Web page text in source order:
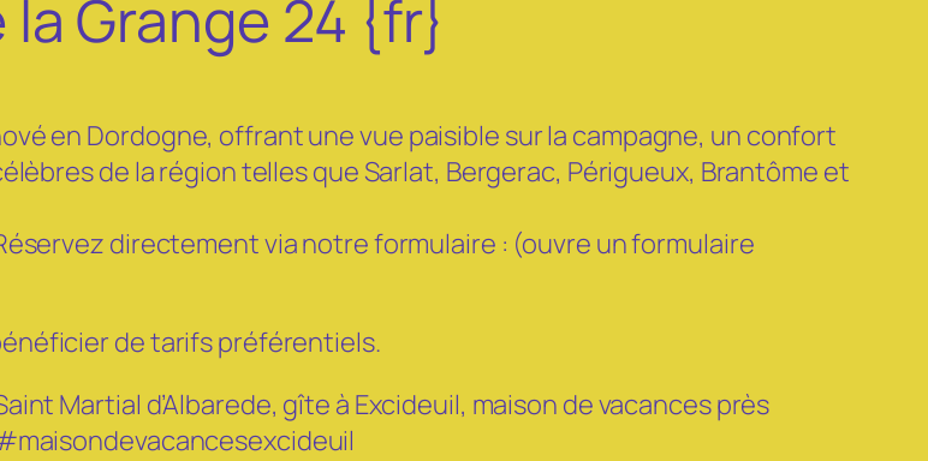
Grange 24 {fr}
en Dordogne, offrant une vue paisible sur la campagne, un confort
de la région telles que Sarlat, Bergerac, Périgueux, Brantôme et
directement via notre formulaire : (ouvre un formulaire
de tarifs préférentiels.
Martial d’Albarede, gîte à Excideuil, maison de vacances près